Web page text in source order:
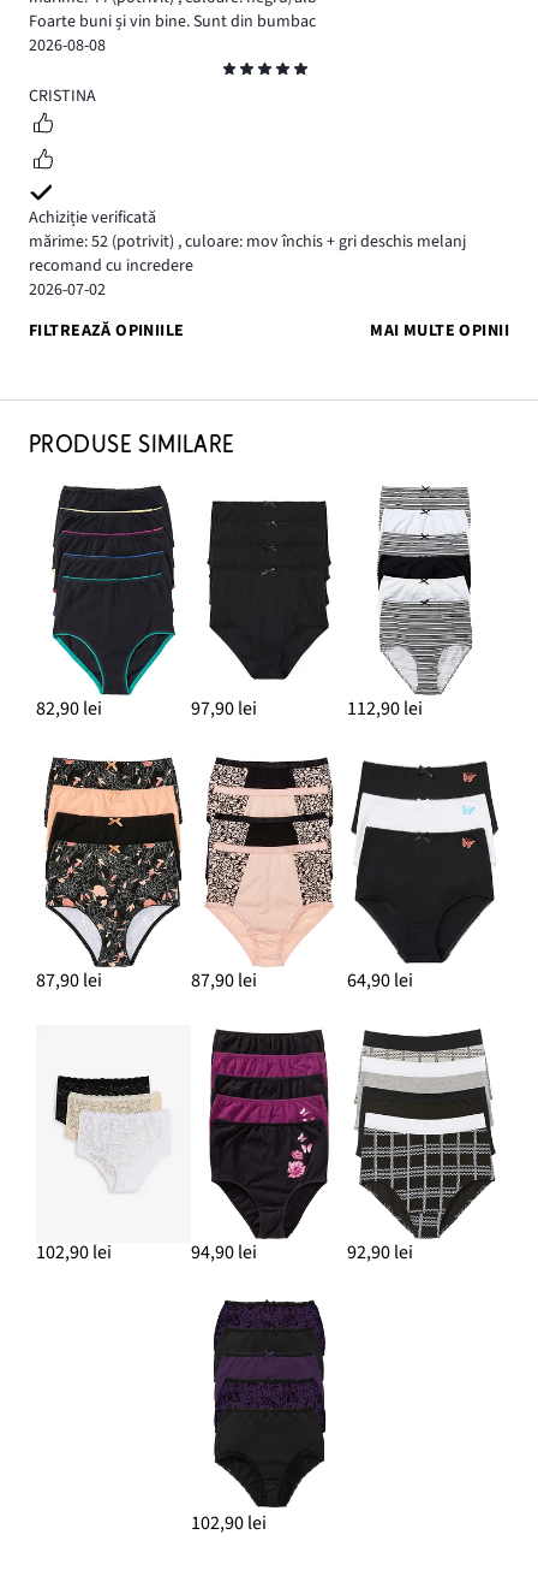
Foarte buni și vin bine. Sunt din bumbac
2026-08-08
5
CRISTINA
Achiziție verificată
mărime: 52 (potrivit) ,culoare: mov închis + gri deschis melanj
recomand cu incredere
2026-07-02
FILTREAZĂ OPINIILE
MAI MULTE OPINII
PRODUSE SIMILARE
82,90 lei 97,90 lei 112,90 lei
87,90 lei 87,90 lei 64,90 lei
102,90 lei 94,90 lei 92,90 lei
102,90 lei